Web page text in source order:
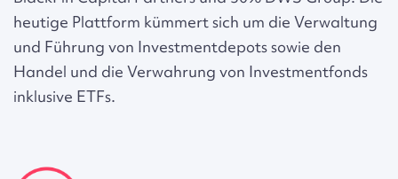
heutige Plattform kümmert sich um die Verwaltung
und Führung von Investmentdepots sowie den
Handel und die Verwahrung von Investmentfonds
inklusive ETFs.